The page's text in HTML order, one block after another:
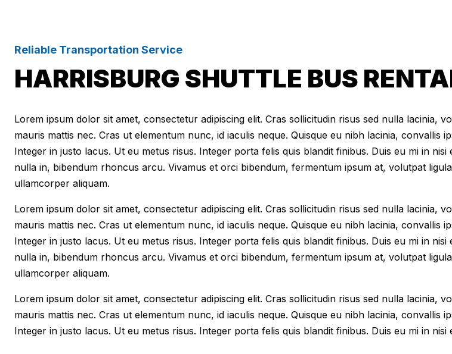
Reliable Transportation Service
HARRISBURG SHUTTLE BUS
Lorem ipsum dolor sit amet, consectetur adipiscing elit. Cras sollicitudin risus sed nulla
mauris mattis nec. Cras ut elementum nunc, id iaculis neque. Quisque eu nibh lacinia, convallis
Integer in justo lacus. Ut eu metus risus. Integer porta felis quis blandit finibus. Duis eu mi in
nulla in, bibendum rhoncus arcu. Vivamus et orci bibendum, fermentum ipsum at, volutpat
ullamcorper aliquam.
Lorem ipsum dolor sit amet, consectetur adipiscing elit. Cras sollicitudin risus sed nulla
mauris mattis nec. Cras ut elementum nunc, id iaculis neque. Quisque eu nibh lacinia, convallis
Integer in justo lacus. Ut eu metus risus. Integer porta felis quis blandit finibus. Duis eu mi in
nulla in, bibendum rhoncus arcu. Vivamus et orci bibendum, fermentum ipsum at, volutpat
ullamcorper aliquam.
Lorem ipsum dolor sit amet, consectetur adipiscing elit. Cras sollicitudin risus sed nulla
mauris mattis nec. Cras ut elementum nunc, id iaculis neque. Quisque eu nibh lacinia, convallis
Integer in justo lacus. Ut eu metus risus. Integer porta felis quis blandit finibus. Duis eu mi in nisi